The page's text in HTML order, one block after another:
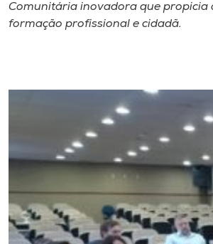
Comunitária inovadora que propicia
formação profissional e cidadã.